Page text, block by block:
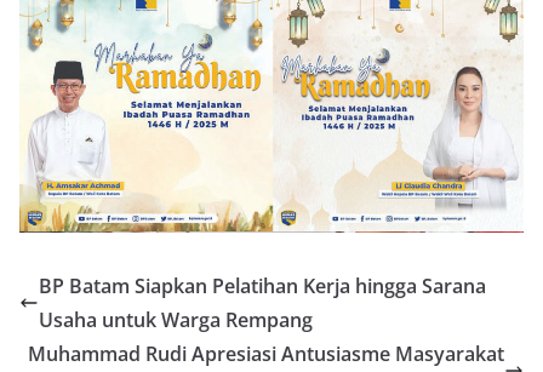
BP Batam Siapkan Pelatihan Kerja hingga Sarana
Usaha untuk Warga Rempang
Muhammad Rudi Apresiasi Antusiasme Masyarakat